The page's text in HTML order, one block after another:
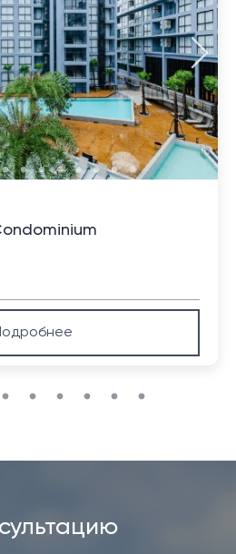
и часто посещающими
центры в Таланге. Его
возможности инженерной
земельные участки
как застройщиков, так и
и
жилье.
Подробнее